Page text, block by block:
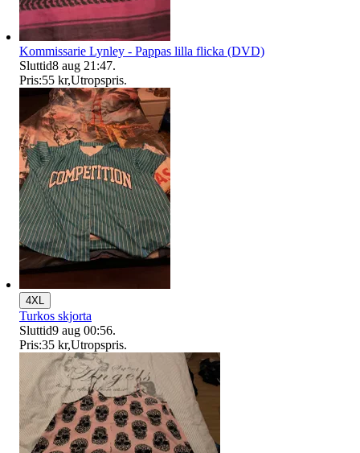
Kommissarie Lynley - Pappas lilla flicka (DVD)
Sluttid8 aug 21:47.
Pris:55 kr,Utropspris.
4XL
Turkos skjorta
Sluttid9 aug 00:56.
Pris:35 kr,Utropspris.